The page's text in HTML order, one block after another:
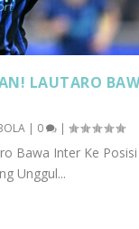
LAUTARO
| 0 |
Bawa Inter Ke
Unggul...